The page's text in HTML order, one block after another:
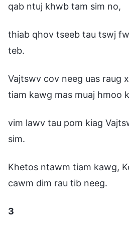
qab ntuj khwb tam sim no,
thiab qhov tseeb tau tswj
teb.
Vajtswv cov neeg uas raug
tiam kawg mas muaj hmoo
vim lawv tau pom kiag
sim.
Khetos ntawm tiam kawg,
cawm dim rau tib neeg.
3